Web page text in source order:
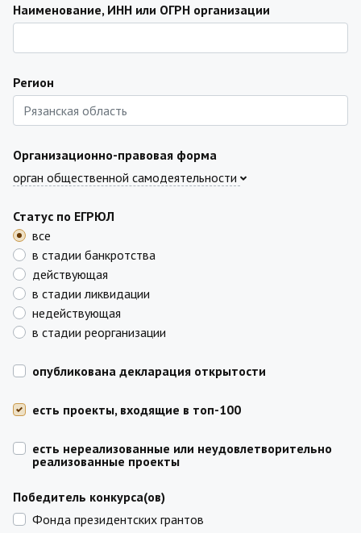
Наименование, ИНН или ОГРН организации
Регион
Организационно-правовая форма
орган общественной самодеятельности
Статус по ЕГРЮЛ
все
в стадии банкротства
действующая
в стадии ликвидации
недействующая
в стадии реорганизации
опубликована декларация открытости
есть проекты, входящие в топ-100
есть нереализованные или неудовлетворительно
реализованные проекты
Победитель конкурса(ов)
Фонда президентских грантов